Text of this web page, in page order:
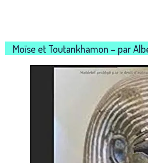
Moïse et Toutankhamon – par